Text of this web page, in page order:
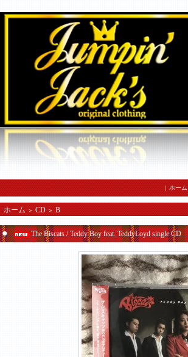
| ホーム
ホーム ＞ CD ＞ B
The Biscats / Teddy Boy feat. TeddyLoyd single CD